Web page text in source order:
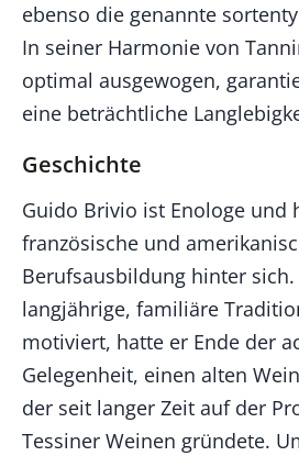
ebenso die genannte
In seiner Harmonie von
optimal ausgewogen,
eine beträchtliche
Geschichte
Guido Brivio ist Enologe und
französische und
Berufsausbildung hinter
langjährige, familiäre
motiviert, hatte er Ende der
Gelegenheit, einen alten
der seit langer Zeit auf der
Tessiner Weinen gründete.